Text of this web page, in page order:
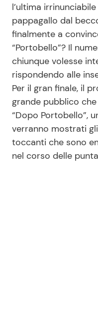
l’ultima
pappagallo dal
finalmente a
“Portobello”? Il
chiunque volesse
rispondendo alle
Per il gran finale, il
grande pubblico
“Dopo Portobello”,
verranno mostrati
toccanti che sono
nel corso delle